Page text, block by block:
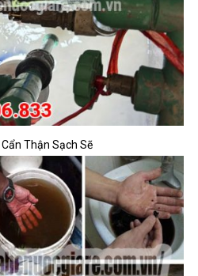
Thận Sạch Sẽ